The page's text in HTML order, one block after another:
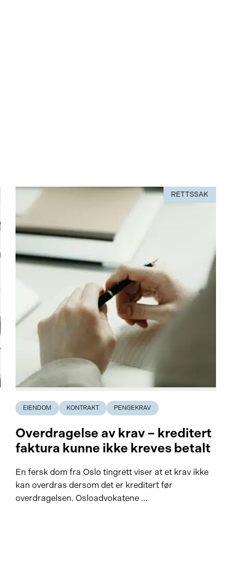
RETTSSAK
EIENDOM KONTRAKT PENGEKRAV
Overdragelse av krav – kreditert
faktura kunne ikke kreves betalt
En fersk dom fra Oslo tingrett viser at et krav ikke
kan overdras dersom det er kreditert før
overdragelsen. Osloadvokatene …